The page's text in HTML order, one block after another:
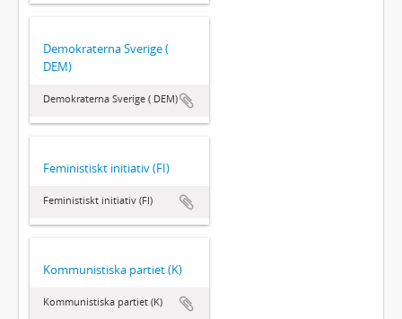
Demokraterna Sverige (
DEM)
Demokraterna Sverige ( DEM)
Feministiskt initiativ (FI)
Feministiskt initiativ (FI)
Kommunistiska partiet (K)
Kommunistiska partiet (K)